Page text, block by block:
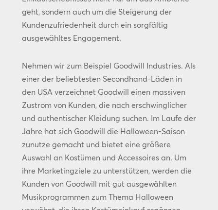
geht, sondern auch um die Steigerung der
Kundenzufriedenheit durch ein sorgfältig
ausgewähltes Engagement.
Nehmen wir zum Beispiel Goodwill Industries. Als
einer der beliebtesten Secondhand-Läden in
den USA verzeichnet Goodwill einen massiven
Zustrom von Kunden, die nach erschwinglicher
und authentischer Kleidung suchen. Im Laufe der
Jahre hat sich Goodwill die Halloween-Saison
zunutze gemacht und bietet eine größere
Auswahl an Kostümen und Accessoires an. Um
ihre Marketingziele zu unterstützen, werden die
Kunden von Goodwill mit gut ausgewählten
Musikprogrammen zum Thema Halloween